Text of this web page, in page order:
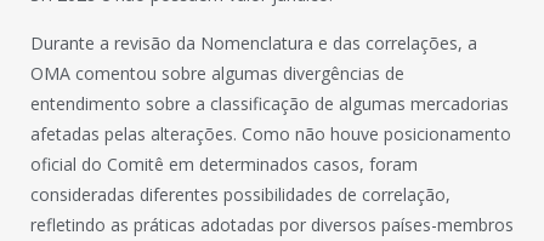
Durante a revisão da Nomenclatura e das correlações, a
OMA comentou sobre algumas divergências de
entendimento sobre a classificação de algumas mercadorias
afetadas pelas alterações. Como não houve posicionamento
oficial do Comitê em determinados casos, foram
consideradas diferentes possibilidades de correlação,
refletindo as práticas adotadas por diversos países-membros